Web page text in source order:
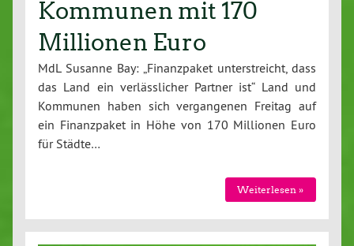
Kommunen mit 170
Millionen Euro
MdL Susanne Bay: „Finanzpaket unterstreicht, dass
das Land ein verlässlicher Partner ist“ Land und
Kommunen haben sich vergangenen Freitag auf
ein Finanzpaket in Höhe von 170 Millionen Euro
für Städte…
Weiterlesen »